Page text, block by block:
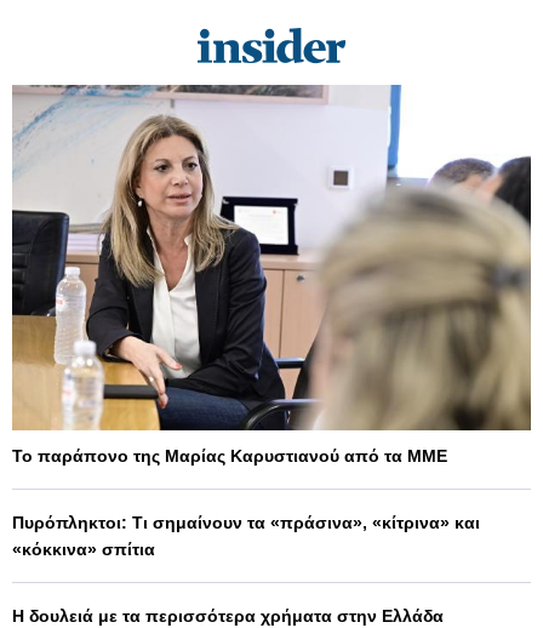
Το παράπονο της Μαρίας Καρυστιανού από τα ΜΜΕ
Πυρόπληκτοι: Τι σημαίνουν τα «πράσινα», «κίτρινα» και
«κόκκινα» σπίτια
Η δουλειά με τα περισσότερα χρήματα στην Ελλάδα